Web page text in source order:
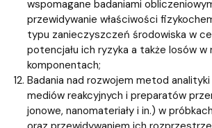
wspomagane badaniami
przewidywanie właściwości
typu zanieczyszczeń środowiska w
potencjału ich ryzyka a także losów w
komponentach;
Badania nad rozwojem metod
mediów reakcyjnych i preparatów
jonowe, nanomateriały i in.) w